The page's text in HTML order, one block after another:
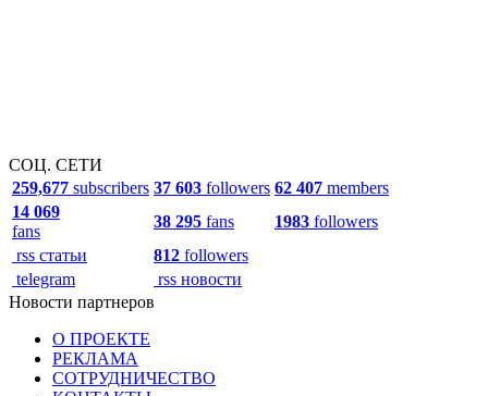
СОЦ. СЕТИ
259,677 subscribers 37 603 followers 62 407 members
14 069
fans
38 295 fans 1983 followers
rss статьи
812 followers
telegram
rss новости
Новости партнеров
О ПРОЕКТЕ
РЕКЛАМА
СОТРУДНИЧЕСТВО